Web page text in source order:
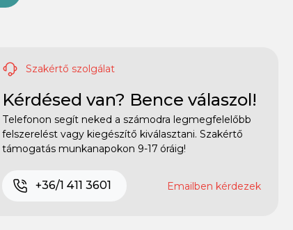
Szakértő szolgálat
Kérdésed van? Bence válaszol!
Telefonon segít neked a számodra legmegfelelőbb
felszerelést vagy kiegészítő kiválasztani. Szakértő
támogatás munkanapokon 9-17 óráig!
+36/1 411 3601 Emailben kérdezek